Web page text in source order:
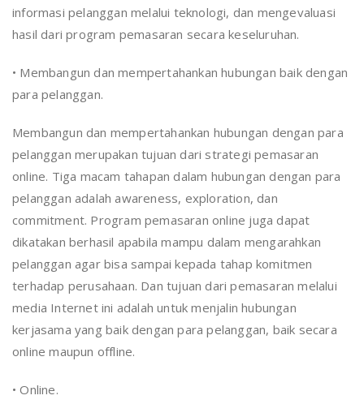
informasi pelanggan melalui teknologi, dan mengevaluasi
hasil dari program pemasaran secara keseluruhan.
• Membangun dan mempertahankan hubungan baik dengan
para pelanggan.
Membangun dan mempertahankan hubungan dengan para
pelanggan merupakan tujuan dari strategi pemasaran
online. Tiga macam tahapan dalam hubungan dengan para
pelanggan adalah awareness, exploration, dan
commitment. Program pemasaran online juga dapat
dikatakan berhasil apabila mampu dalam mengarahkan
pelanggan agar bisa sampai kepada tahap komitmen
terhadap perusahaan. Dan tujuan dari pemasaran melalui
media Internet ini adalah untuk menjalin hubungan
kerjasama yang baik dengan para pelanggan, baik secara
online maupun offline.
• Online.